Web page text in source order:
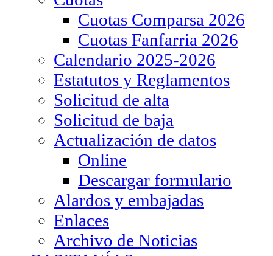
Cuotas Comparsa 2026
Cuotas Fanfarria 2026
Calendario 2025-2026
Estatutos y Reglamentos
Solicitud de alta
Solicitud de baja
Actualización de datos
Online
Descargar formulario
Alardos y embajadas
Enlaces
Archivo de Noticias